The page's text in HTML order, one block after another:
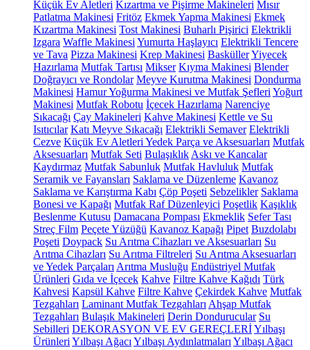
Küçük Ev Aletleri Kızartma ve Pişirme Makineleri Mısır
Patlatma Makinesi Fritöz Ekmek Yapma Makinesi Ekmek
Kızartma Makinesi Tost Makinesi Buharlı Pişirici Elektrikli
Izgara Waffle Makinesi Yumurta Haşlayıcı Elektrikli Tencere
ve Tava Pizza Makinesi Krep Makinesi BasküllerYiyecek
Hazırlama Mutfak Tartısı Mikser Kıyma Makinesi Blender
Doğrayıcı ve Rondolar Meyve Kurutma Makinesi Dondurma
Makinesi Hamur Yoğurma Makinesi ve Mutfak Şefleri Yoğurt
Makinesi Mutfak Robotu İçecek Hazırlama Narenciye
Sıkacağı Çay Makineleri Kahve Makinesi Kettle ve Su
Isıtıcılar Katı Meyve Sıkacağı Elektrikli Semaver Elektrikli
Cezve Küçük Ev Aletleri Yedek Parça ve Aksesuarları Mutfak
Aksesuarları Mutfak Seti Bulaşıklık Askı ve Kancalar
Kaydırmaz Mutfak Sabunluk Mutfak Havluluk Mutfak
Seramik ve Fayansları Saklama ve Düzenleme Kavanoz
Saklama ve Karıştırma Kabı Çöp Poşeti Sebzelikler Saklama
Bonesi ve Kapağı Mutfak Raf Düzenleyici Poşetlik Kaşıklık
Beslenme Kutusu Damacana Pompası Ekmeklik Sefer Tası
Streç Film Peçete Yüzüğü Kavanoz Kapağı Pipet Buzdolabı
Poşeti Doypack Su Arıtma Cihazları ve Aksesuarları Su
Arıtma Cihazları Su Arıtma Filtreleri Su Arıtma Aksesuarları
ve Yedek Parçaları Arıtma Musluğu Endüstriyel Mutfak
Ürünleri Gıda ve İçecek Kahve Filtre Kahve Kağıdı Türk
Kahvesi Kapsül Kahve Filtre Kahve Çekirdek Kahve Mutfak
Tezgahları Laminant Mutfak Tezgahları Ahşap Mutfak
Tezgahları Bulaşık Makineleri Derin Dondurucular Su
Sebilleri DEKORASYON VE EV GEREÇLERİYılbaşı
Ürünleri Yılbaşı Ağacı Yılbaşı Aydınlatmaları Yılbaşı Ağacı